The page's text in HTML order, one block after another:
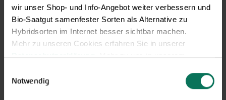
wir unser Shop- und Info-Angebot weiter verbessern und
Bio-Saatgut samenfester Sorten als Alternative zu
Hybridsorten im Internet besser sichtbar machen.
Mehr zu unseren Cookies erfahren Sie in unserer
Datenschutzerklärung. Mehr zu uns in unserem
Sie können Ihre Einwilligung unter dem Link Cookie-
Notwendig
Lauchzwiebeln
Paprika